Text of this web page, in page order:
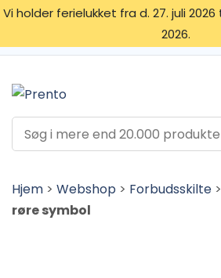
Vi holder ferielukket fra d. 27. juli
2026.
OM OS
Hjem > Webshop > Forbudsskilte >
røre symbol